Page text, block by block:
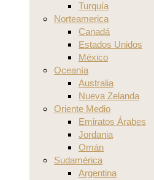
Turquía
Norteamerica
Canadá
Estados Unidos
México
Oceanía
Australia
Nueva Zelanda
Oriente Medio
Emiratos Árabes
Jordania
Omán
Sudamérica
Argentina